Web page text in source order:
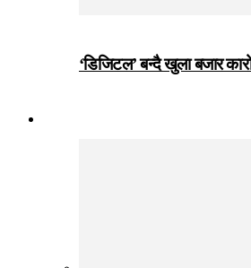
‘डिजिटल’ बन्दै खुला बजार